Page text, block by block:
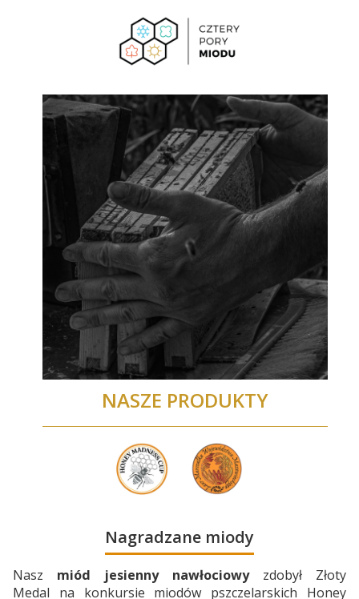
NASZE PRODUKTY
Nagradzane miody
Nasz miód jesienny nawłociowyzdobył Złoty
Medal na konkursie miodów pszczelarskich Honey